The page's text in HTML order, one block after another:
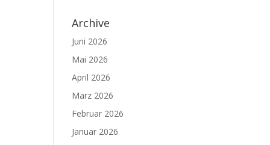
Archive
Juni 2026
Mai 2026
April 2026
März 2026
Februar 2026
Januar 2026